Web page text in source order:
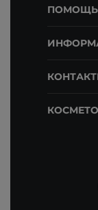
ПОМОЩЬ